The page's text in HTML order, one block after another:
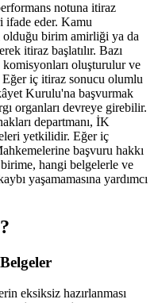
notuna itiraz
ifade eder. Kamu
olduğu birim amirliği ya da
itiraz başlatılır. Bazı
oluşturulur ve
iç itiraz sonucu olumlu
Kurulu'na başvurmak
organları devreye girebilir.
departmanı, İK
yetkilidir. Eğer iç
başvuru hakkı
hangi belgelerle ve
yaşamamasına yardımcı
eksiksiz hazırlanması